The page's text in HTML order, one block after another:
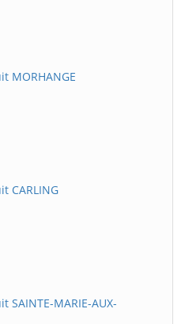
MORHANGE
CARLING
MARIE-AUX-